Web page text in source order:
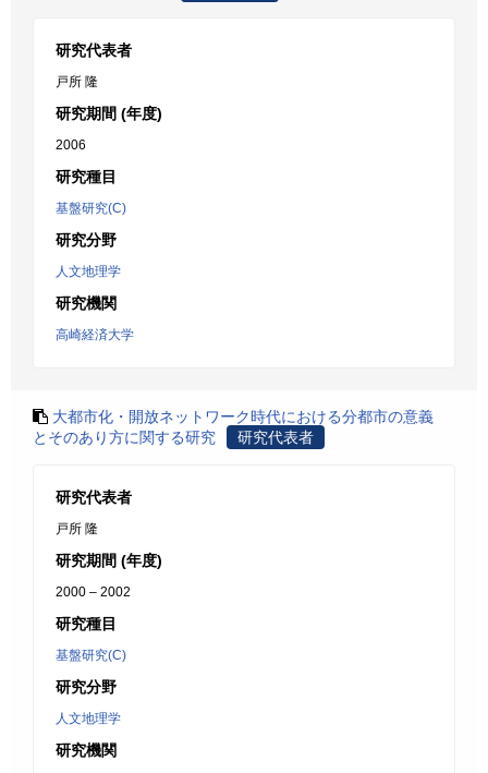
研究代表者
戸所 隆
研究期間 (年度)
2006
研究種目
基盤研究(C)
研究分野
人文地理学
研究機関
高崎経済大学
大都市化・開放ネットワーク時代における分都市の意義
とそのあり方に関する研究
研究代表者
研究代表者
戸所 隆
研究期間 (年度)
2000 – 2002
研究種目
基盤研究(C)
研究分野
人文地理学
研究機関